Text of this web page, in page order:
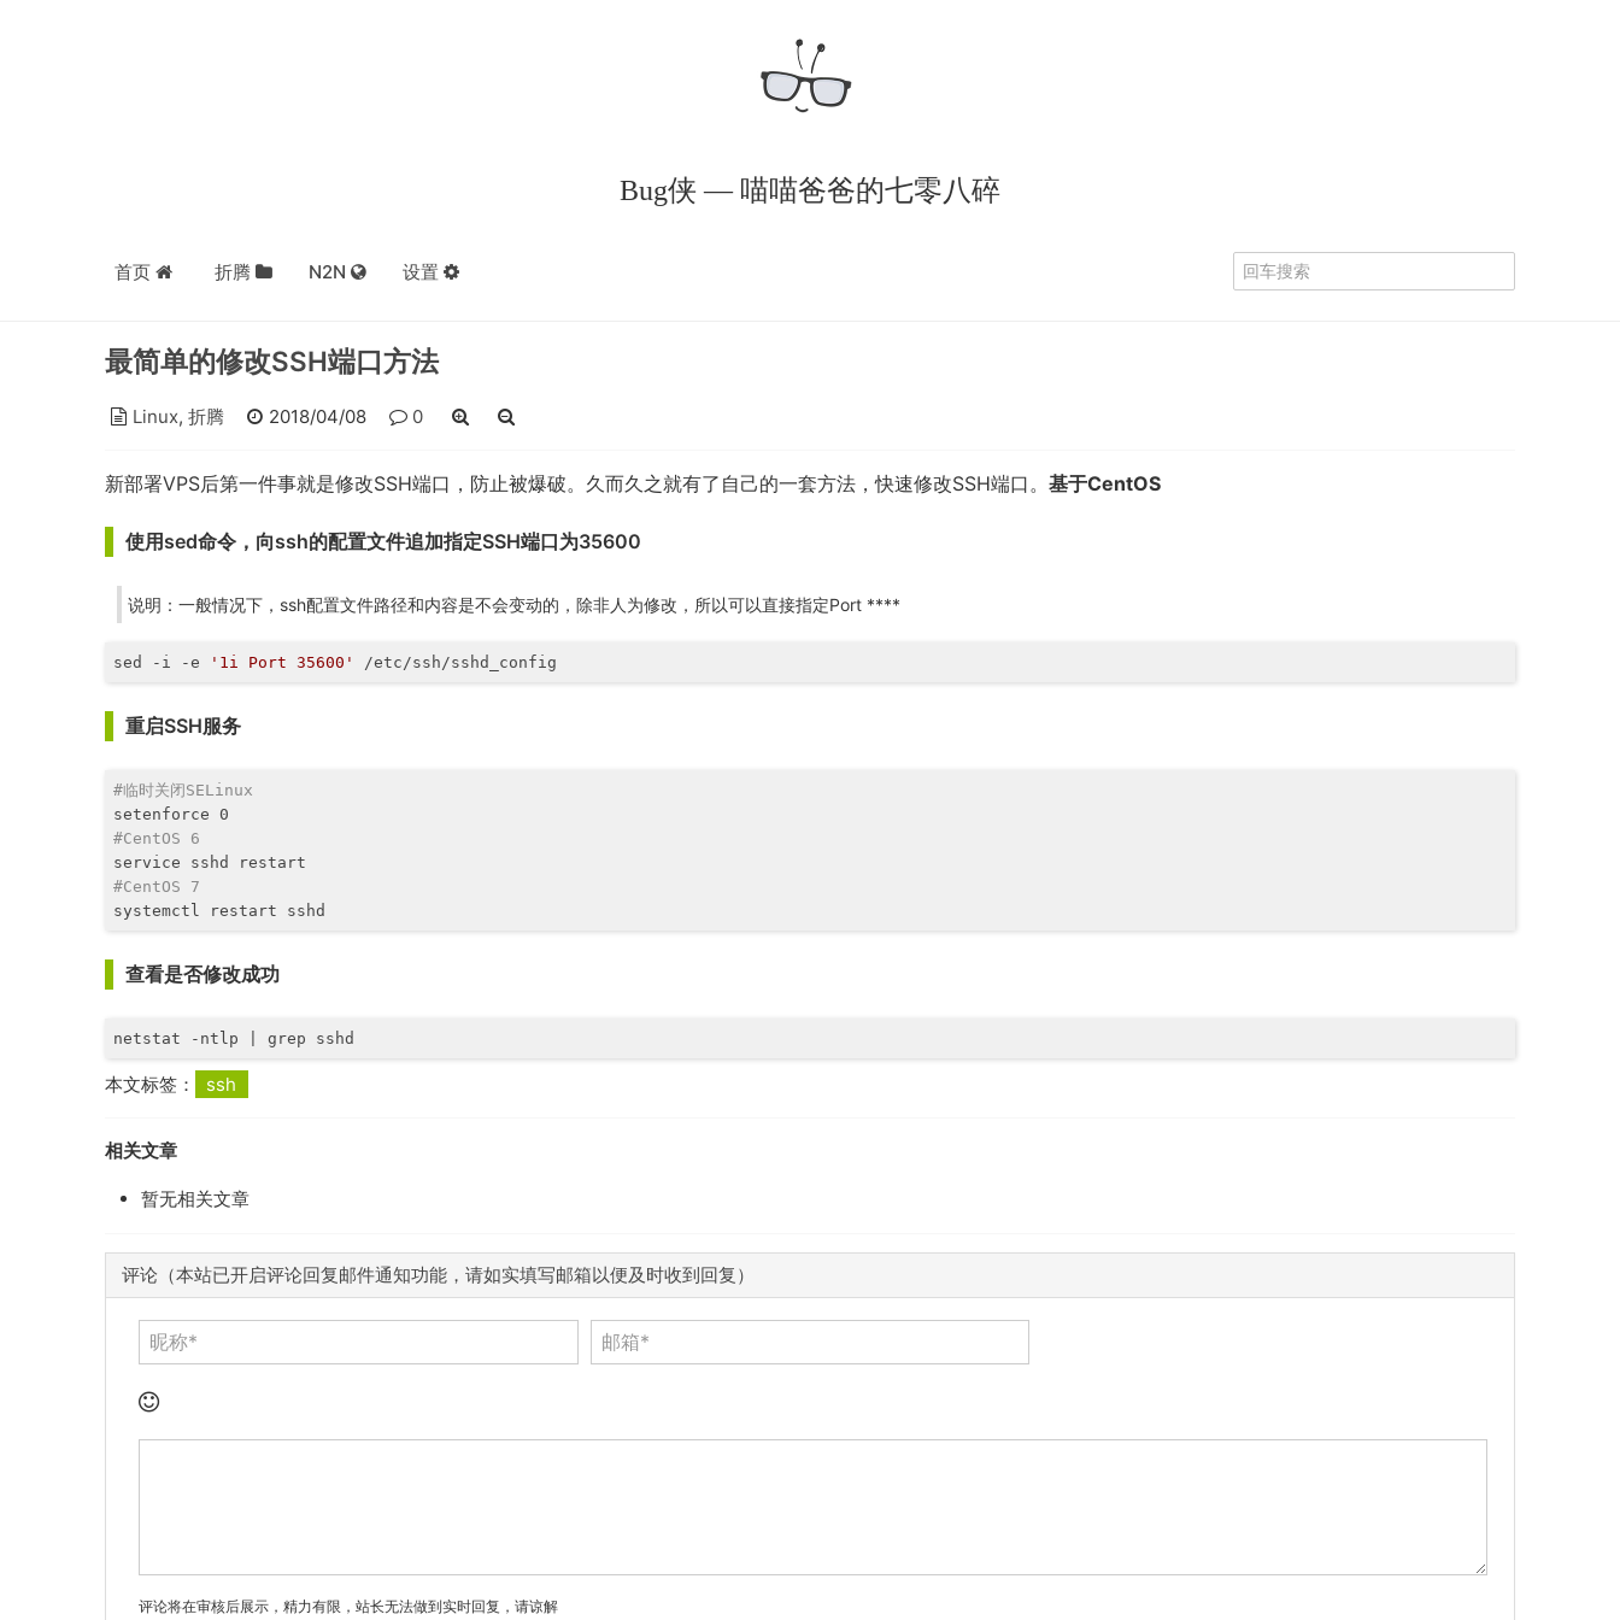
Bug侠 — 喵喵爸爸的七零八碎
首页 折腾 N2N 设置
最简单的修改SSH端口方法
Linux, 折腾 2018/04/08 0
新部署VPS后第一件事就是修改SSH端口，防止被爆破。久而久之就有了自己的一套方法，快速修改SSH端口。 基于CentOS
使用sed命令，向ssh的配置文件追加指定SSH端口为35600
说明：一般情况下，ssh配置文件路径和内容是不会变动的，除非人为修改，所以可以直接指定Port ****
sed -i -e '1i Port 35600' /etc/ssh/sshd_config
重启SSH服务
#临时关闭SELinux
#CentOS 6
#CentOS 7
systemctl restart sshd
查看是否修改成功
netstat -ntlp | grep sshd
本文标签： ssh
相关文章
暂无相关文章
评论（本站已开启评论回复邮件通知功能，请如实填写邮箱以便及时收到回复）
评论将在审核后展示，精力有限，站长无法做到实时回复，请谅解